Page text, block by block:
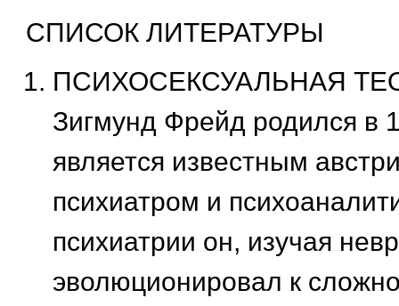
СПИСОК ЛИТЕРАТУРЫ
ПСИХОСЕКСУАЛЬНАЯ
Зигмунд Фрейд родился в
является известным
психиатром и
психиатрии он, изучая
эволюционировал к